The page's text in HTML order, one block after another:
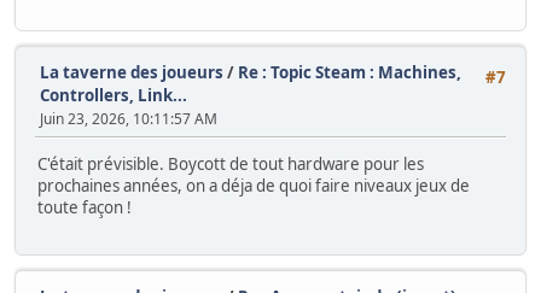
#7
La taverne des joueurs / Re : Topic Steam : Machines,
Controllers, Link...
Juin 23, 2026, 10:11:57 AM
C'était prévisible. Boycott de tout hardware pour les
prochaines années, on a déja de quoi faire niveaux jeux de
toute façon !